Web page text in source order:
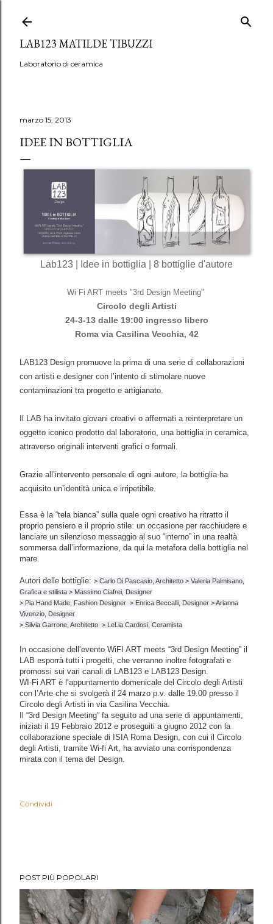
LAB123 MATILDE TIBUZZI
Laboratorio di ceramica
marzo 15, 2013
IDEE IN BOTTIGLIA
Lab123 | Idee in bottiglia | 8 bottiglie d'autore
Wi Fi ART meets "3rd Design Meeting"
Circolo degli Artisti
24-3-13 dalle 19:00 ingresso libero
Roma via Casilina Vecchia, 42
LAB123 Design promuove la prima di una serie di collaborazioni
con artisti e designer con l’intento di stimolare nuove
contaminazioni tra progetto e artigianato.
Il LAB ha invitato giovani creativi o affermati a reinterpretare un
oggetto iconico prodotto dal laboratorio, una bottiglia in ceramica,
attraverso originali interventi grafici o formali.
Grazie all’intervento personale di ogni autore, la bottiglia ha
acquisito un’identità unica e irripetibile.
Essa è la “tela bianca” sulla quale ogni creativo ha ritratto il
proprio pensiero e il proprio stile: un occasione per racchiudere e
lanciare un silenzioso messaggio al suo “interno” in una realtà
sommersa dall’informazione, da qui la metafora della bottiglia nel
mare.
Autori delle bottiglie: > Carlo Di Pascasio, Architetto > Valeria Palmisano,
Grafica e stilista > Massimo Ciafrei, Designer
> Pia Hand Made, Fashion Designer > Enrica Beccalli, Designer > Arianna
Vivenzio, Designer
> Silvia Garrone, Architetto > LeLia Cardosi, Ceramista
In occasione dell’evento WiFI ART meets “3rd Design Meeting” il
LAB esporrà tutti i progetti, che verranno inoltre fotografati e
promossi sui vari canali di LAB123 e LAB123 Design.
WI-Fi ART è l’appuntamento domenicale del Circolo degli Artisti
con l’Arte che si svolgerà il 24 marzo p.v. dalle 19.00 presso il
Circolo degli Artisti in via Casilina Vecchia.
Il “3rd Design Meeting” fa seguito ad una serie di appuntamenti,
iniziati il 19 Febbraio 2012 e proseguiti a giugno 2012 con la
collaborazione speciale di ISIA Roma Design, con cui il Circolo
degli Artisti, tramite Wi-fi Art, ha avviato una corrispondenza
mirata con il tema del Design.
Condividi
POST PIÙ POPOLARI